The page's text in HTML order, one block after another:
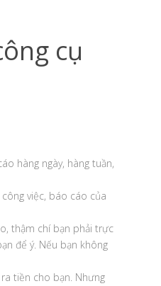
cụ
hàng ngày, hàng tuần,
việc, báo cáo của
thậm chí bạn phải trực
để ý. Nếu bạn không
tiền cho bạn. Nhưng